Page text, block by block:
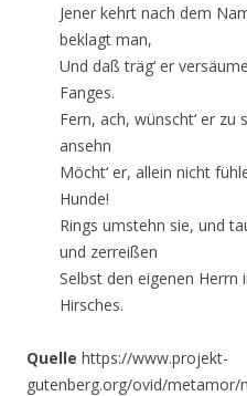
Jener kehrt nach dem
beklagt man,
Und daß träg‘ er
Fanges.
Fern, ach, wünscht‘ er
ansehn
Möcht‘ er, allein nicht
Hunde!
Rings umstehn sie, und
und zerreißen
Selbst den eigenen Herrn
Hirsches.
Quelle https://www.projekt-
gutenberg.org/ovid/metamor/